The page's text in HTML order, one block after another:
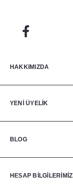
HAKKIMIZDA
YENİ ÜYELİK
BLOG
HESAP BİLGİLERİMİZ